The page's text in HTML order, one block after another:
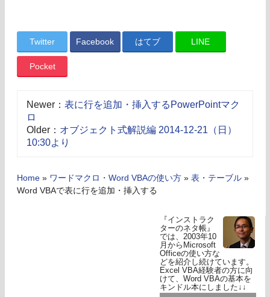
Twitter Facebook はてブ LINE
Pocket
Newer： 表に行を追加・挿入するPowerPointマク
ロ
Older： オブジェクト式解説編 2014-12-21（日）
10:30より
Home » ワードマクロ・Word VBAの使い方 » 表・テーブル »
Word VBAで表に行を追加・挿入する
『インストラク
ターのネタ帳』
では、2003年10
月からMicrosoft
Officeの使い方な
どを紹介し続けています。
Excel VBA経験者の方に向
けて、Word VBAの基本を
キンドル本にしました↓↓